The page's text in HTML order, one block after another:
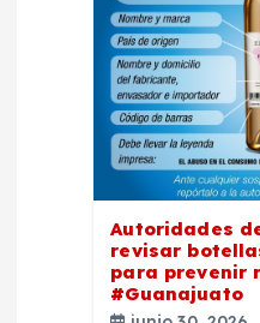
Autoridades
revisar
para prevenir
#Guanajuato